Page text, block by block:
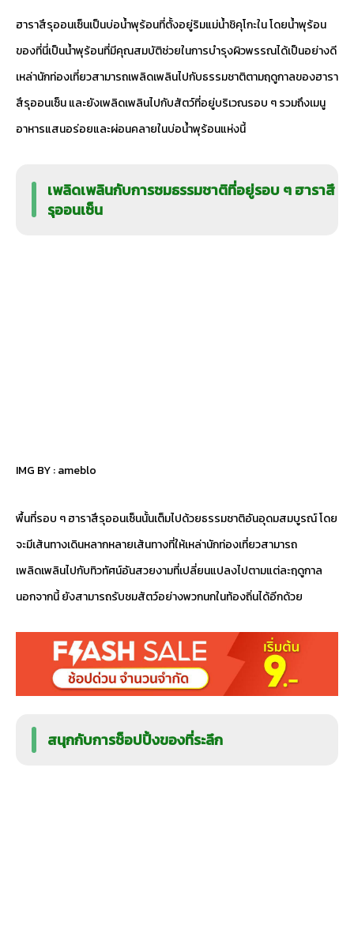
ฮาราสึรุออนเซ็นเป็นบ่อน้ำพุร้อนที่ตั้งอยู่ริมแม่น้ำชิคุโกะใน โดยน้ำพุร้อน
ของที่นี่เป็นน้ำพุร้อนที่มีคุณสมบัติช่วยในการบำรุงผิวพรรณได้เป็นอย่างดี
เหล่านักท่องเที่ยวสามารถเพลิดเพลินไปกับธรรมชาติตามฤดูกาลของฮารา
สึรุออนเซ็น และยังเพลิดเพลินไปกับสัตว์ที่อยู่บริเวณรอบ ๆ รวมถึงเมนู
อาหารแสนอร่อยและผ่อนคลายในบ่อน้ำพุร้อนแห่งนี้
เพลิดเพลินกับการชมธรรมชาติที่อยู่รอบ ๆ ฮาราสึ
รุออนเซ็น
IMG BY :ameblo
พื้นที่รอบ ๆ ฮาราสึรุออนเซ็นนั้นเต็มไปด้วยธรรมชาติอันอุดมสมบูรณ์ โดย
จะมีเส้นทางเดินหลากหลายเส้นทางที่ให้เหล่านักท่องเที่ยวสามารถ
เพลิดเพลินไปกับทิวทัศน์อันสวยงามที่เปลี่ยนแปลงไปตามแต่ละฤดูกาล
นอกจากนี้ ยังสามารถรับชมสัตว์อย่างพวกนกในท้องถิ่นได้อีกด้วย
สนุกกับการช็อปปิ้งของที่ระลึก